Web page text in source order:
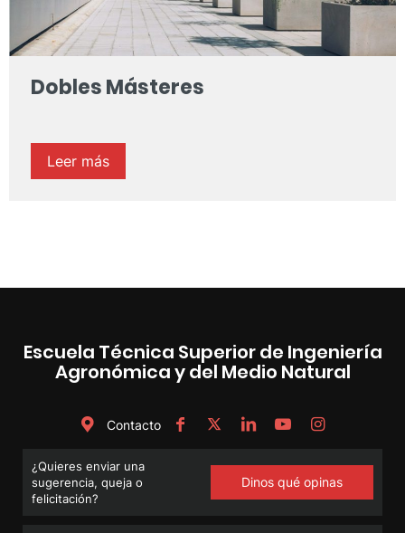
Dobles Másteres
Leer más
Escuela Técnica Superior de Ingeniería
Agronómica y del Medio Natural
Contacto
¿Quieres enviar una
sugerencia, queja o
felicitación?
Dinos qué opinas